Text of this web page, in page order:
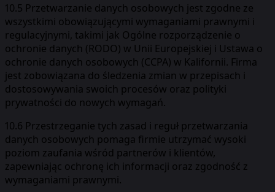
10.5 Przetwarzanie danych osobowych jest zgodne ze
wszystkimi obowiązującymi wymaganiami prawnymi i
regulacyjnymi, takimi jak Ogólne rozporządzenie o
ochronie danych (RODO) w Unii Europejskiej i Ustawa o
ochronie danych osobowych (CCPA) w Kalifornii. Firma
jest zobowiązana do śledzenia zmian w przepisach i
dostosowywania swoich procesów oraz polityki
prywatności do nowych wymagań.
10.6 Przestrzeganie tych zasad i reguł przetwarzania
danych osobowych pomaga firmie utrzymać wysoki
poziom zaufania wśród partnerów i klientów,
zapewniając ochronę ich informacji oraz zgodność z
wymaganiami prawnymi.